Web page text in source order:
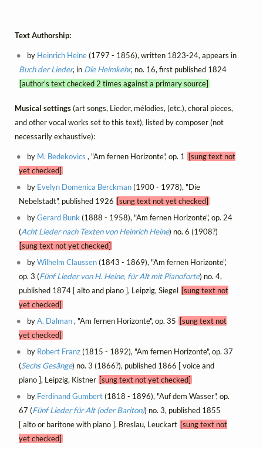
Text Authorship:
by Heinrich Heine(1797 - 1856), written 1823-24, appears in
Buch der Lieder, in Die Heimkehr, no. 16, first published 1824
[author's text checked 2 times against a primary source]
Musical settings(art songs, Lieder, mélodies, (etc.), choral pieces,
and other vocal works set to this text), listed by composer (not
necessarily exhaustive):
by M. Bedekovics , "Am fernen Horizonte", op. 1
[sung text not
yet checked]
by Evelyn Domenica Berckman(1900 - 1978), "Die
Nebelstadt", published 1926 [sung text not yet checked]
byGerard Bunk (1888 - 1958), "Am fernen Horizonte", op. 24
(Acht Lieder nach Texten von Heinrich Heine) no. 6 (1908?)
[sung text not yet checked]
byWilhelm Claussen(1843 - 1869), "Am fernen Horizonte",
op. 3 (Fünf Lieder von H. Heine, für Alt mit Pianoforte) no. 4,
published 1874 [ alto and piano ], Leipzig, Siegel [sung text not
yet checked]
byA. Dalman, "Am fernen Horizonte", op. 35 [sung text not
yet checked]
by Robert Franz(1815 - 1892), "Am fernen Horizonte", op. 37
(Sechs Gesänge) no. 3 (1866?), published 1866 [ voice and
piano ], Leipzig, Kistner [sung text not yet checked]
by Ferdinand Gumbert(1818 - 1896), "Auf dem Wasser", op.
67 (Fünf Lieder für Alt (oder Bariton)) no. 3, published 1855
[ alto or baritone with piano ], Breslau, Leuckart [sung text not
yet checked]